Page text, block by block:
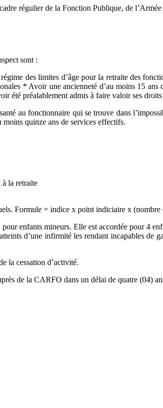
régulier de la Fonction Publique, de
sont :
des limites d’âge pour la retraite des
* Avoir une ancienneté d’au moins 15
été préalablement admis à faire valoir ses droits
au fonctionnaire qui se trouve dans
moins quinze ans de services effectifs.
la retraite
Formule = indice x point indiciaire x (nombre
enfants mineurs. Elle est accordée pour 4
d’une infirmité les rendant incapables
la cessation d’activité.
de la CARFO dans un délai de quatre (04)